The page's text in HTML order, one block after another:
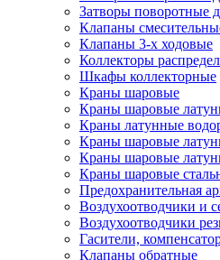
Затворы поворотные
Клапаны
Клапаны 3-х ходовые
Коллекторы
Шкафы коллекторные
Краны шаровые
Краны шаровые
Краны латунные
Краны шаровые
Краны шаровые
Краны шаровые
Предохранительная
Воздухоотводчики и
Воздухоотводчики
Гасители,
Клапаны обратные